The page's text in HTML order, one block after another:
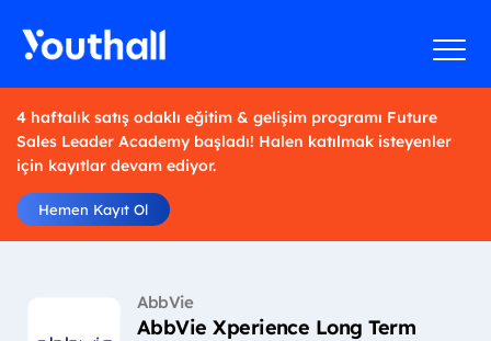
4 haftalık satış odaklı eğitim & gelişim programı Future
Sales Leader Academy başladı! Halen katılmak isteyenler
için kayıtlar devam ediyor.
Hemen Kayıt Ol
AbbVie
AbbVie Xperience Long Term